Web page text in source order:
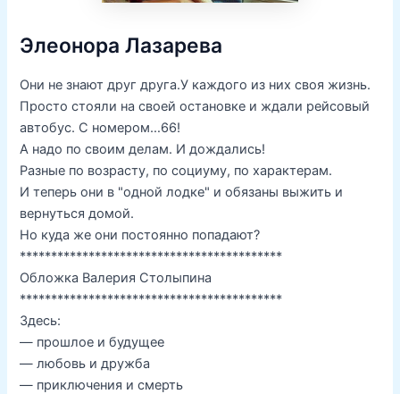
Элеонора Лазарева
Они не знают друг друга.У каждого из них своя жизнь.
Просто стояли на своей остановке и ждали рейсовый
автобус. С номером…66!
А надо по своим делам. И дождались!
Разные по возрасту, по социуму, по характерам.
И теперь они в "одной лодке" и обязаны выжить и
вернуться домой.
Но куда же они постоянно попадают?
******************************************
Обложка Валерия Столыпина
******************************************
Здесь:
— прошлое и будущее
— любовь и дружба
— приключения и смерть